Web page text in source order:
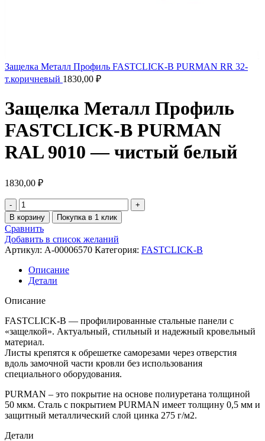
Защелка Металл Профиль FASTCLICK-В PURMAN RR 32-
т.коричневый 1830,00 ₽
Защелка Металл Профиль
FASTCLICK-В PURMAN
RAL 9010 — чистый белый
1830,00 ₽
В корзину Покупка в 1 клик
Сравнить
Добавить в список желаний
Артикул: A-00006570 Категория: FASTCLICK-B
Описание
Детали
Описание
FASTCLICK-В — профилированные стальные панели с
«защелкой». Актуальный, стильный и надежный кровельный
материал.
Листы крепятся к обрешетке саморезами через отверстия
вдоль замочной части кровли без использования
специального оборудования.
PURMAN – это покрытие на основе полиуретана толщиной
50 мкм. Сталь с покрытием PURMAN имеет толщину 0,5 мм и
защитный металлический слой цинка 275 г/м2.
Детали